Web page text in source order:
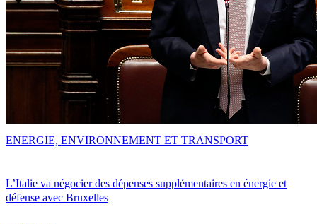
L’Italie va négocier des dépenses supplémentaires en énergie et
défense avec Bruxelles
ENERGIE, ENVIRONNEMENT ET TRANSPORT